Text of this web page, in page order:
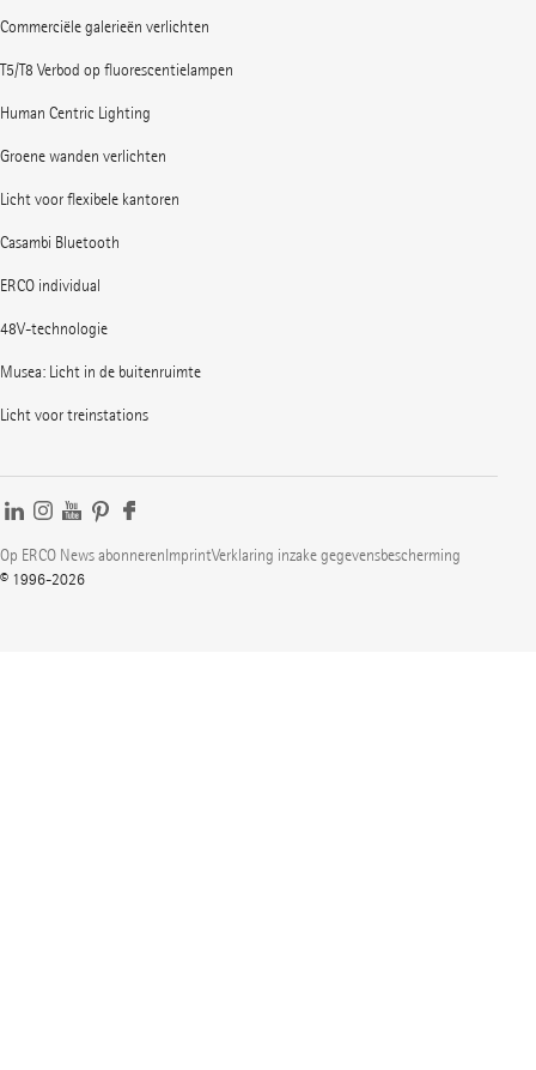
Commerciële galerieën verlichten
T5/T8 Verbod op fluorescentielampen
Human Centric Lighting
Groene wanden verlichten
Licht voor flexibele kantoren
Casambi Bluetooth
ERCO individual
48V-technologie
Musea: Licht in de buitenruimte
Licht voor treinstations
Op ERCO News abonnerenImprintVerklaring inzake gegevensbescherming
© 1996-2026